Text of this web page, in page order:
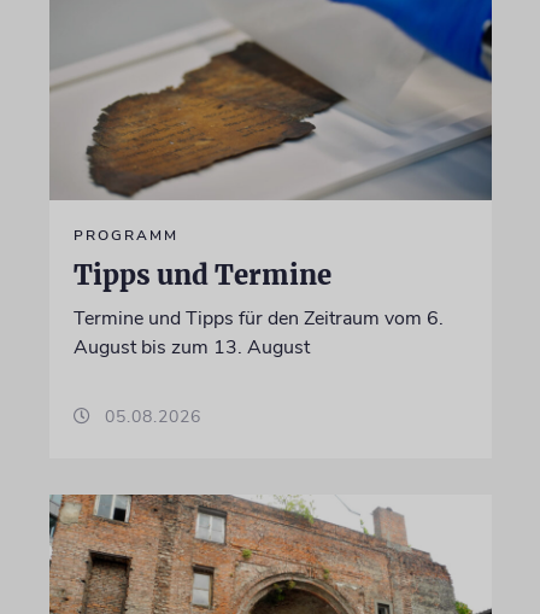
PROGRAMM
Tipps und Termine
Termine und Tipps für den Zeitraum vom 6.
August bis zum 13. August
05.08.2026